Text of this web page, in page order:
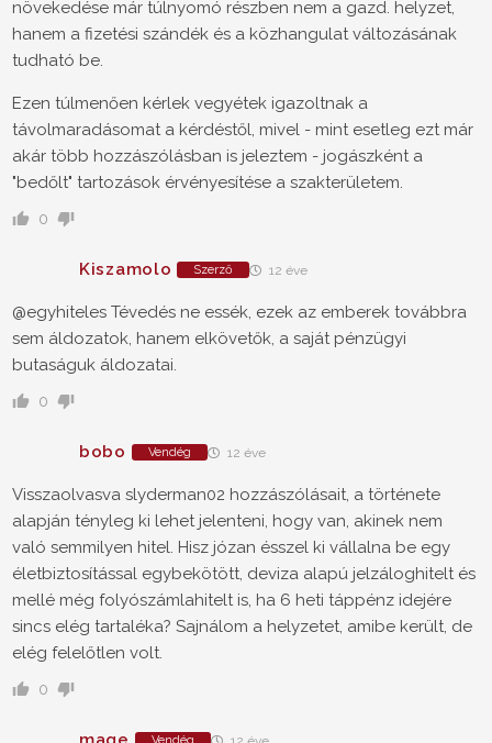
növekedése már túlnyomó részben nem a gazd. helyzet,
hanem a fizetési szándék és a közhangulat változásának
tudható be.
Ezen túlmenően kérlek vegyétek igazoltnak a
távolmaradásomat a kérdéstől, mivel - mint esetleg ezt már
akár több hozzászólásban is jeleztem - jogászként a
"bedőlt" tartozások érvényesítése a szakterületem.
0
Kiszamolo Szerző 12 éve
@egyhiteles Tévedés ne essék, ezek az emberek továbbra
sem áldozatok, hanem elkövetők, a saját pénzügyi
butaságuk áldozatai.
0
bobo Vendég 12 éve
Visszaolvasva slyderman02 hozzászólásait, a története
alapján tényleg ki lehet jelenteni, hogy van, akinek nem
való semmilyen hitel. Hisz józan ésszel ki vállalna be egy
életbiztosítással egybekötött, deviza alapú jelzáloghitelt és
mellé még folyószámlahitelt is, ha 6 heti táppénz idejére
sincs elég tartaléka? Sajnálom a helyzetet, amibe került, de
elég felelőtlen volt.
0
Vendég